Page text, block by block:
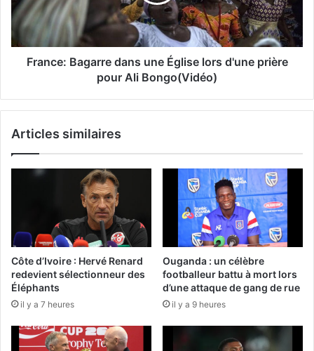
France: Bagarre dans une Église lors d'une prière
pour Ali Bongo(Vidéo)
Articles similaires
Côte d’Ivoire : Hervé Renard
redevient sélectionneur des
Éléphants
il y a 7 heures
Ouganda : un célèbre
footballeur battu à mort lors
d’une attaque de gang de rue
il y a 9 heures